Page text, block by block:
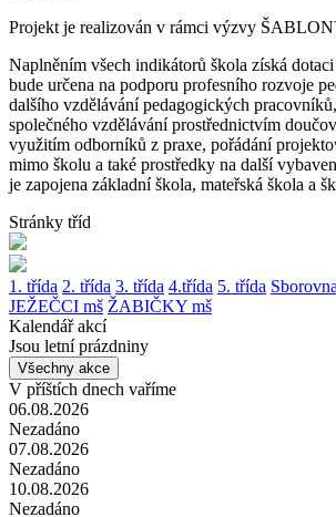
Projekt je realizován v rámci výzvy
Naplněním všech indikátorů škola získá
bude určena na podporu profesního rozvoje
dalšího vzdělávání pedagogických
společného vzdělávání prostřednictvím
využitím odborníků z praxe, pořádání
mimo školu a také prostředky na další
je zapojena základní škola, mateřská škola a
Stránky tříd
1. třída 2. třída 3. třída 4.třída 5. třída Sborovna
JEŽEČCI mš ŽABIČKY mš
Kalendář akcí
Jsou letní prázdniny
Všechny akce
V příštích dnech vaříme
06.08.2026
Nezadáno
07.08.2026
Nezadáno
10.08.2026
Nezadáno